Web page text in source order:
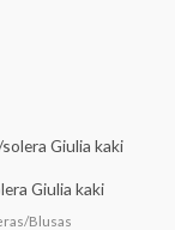
Giulia kaki
Blusas